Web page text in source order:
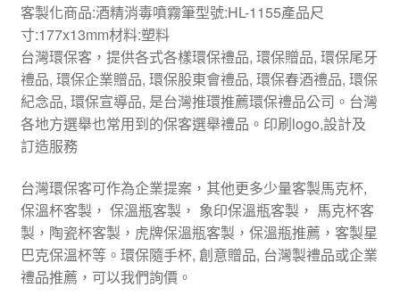
客製化商品:酒精消毒噴霧筆型號:HL-1155產品尺
寸:177x13mm材料:塑料
台灣環保客，提供各式各樣環保禮品, 環保贈品, 環保尾牙
禮品, 環保企業贈品, 環保股東會禮品, 環保春酒禮品, 環保
紀念品, 環保宣導品, 是台灣推環推薦環保禮品公司。台灣
各地方選舉也常用到的保客選舉禮品。印刷logo,設計及
訂造服務
台灣環保客可作為企業提案，其他更多少量客製馬克杯,
保溫杯客製， 保溫瓶客製， 象印保溫瓶客製， 馬克杯客
製，陶瓷杯客製，虎牌保溫瓶客製，保溫瓶推薦，客製星
巴克保溫杯等。環保隨手杯, 創意贈品, 台灣製禮品或企業
禮品推薦，可以我們詢價。